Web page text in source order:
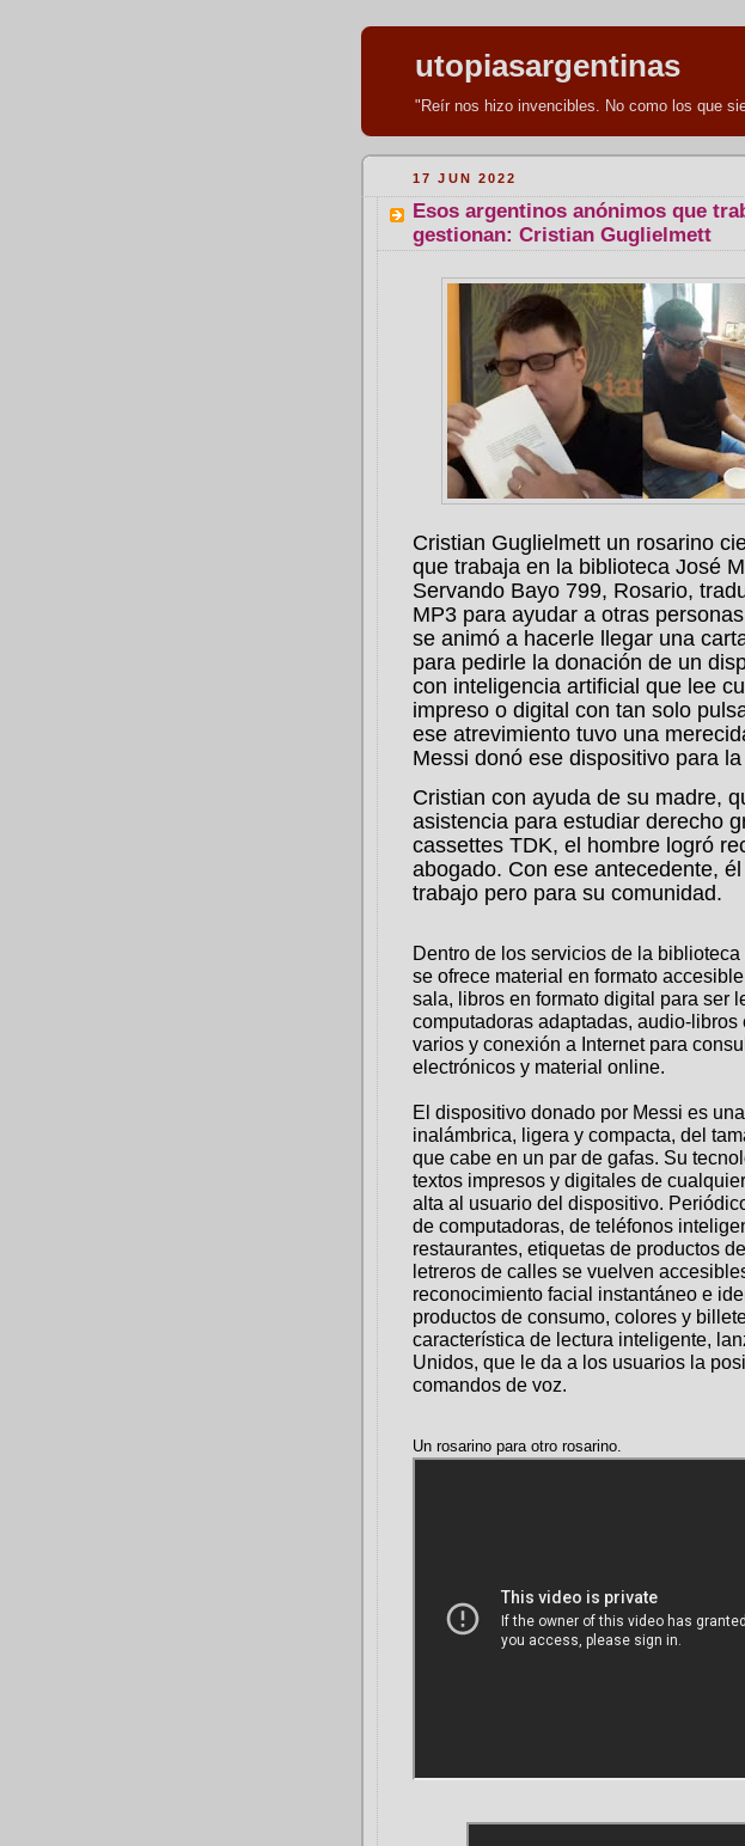
utopiasargentinas
"Reír nos hizo invencibles. No como los que
17 JUN 2022
Esos argentinos anónimos que
gestionan: Cristian Guglielmett
Cristian Guglielmett un rosarino
que trabaja en la biblioteca José
Servando Bayo 799, Rosario,
MP3 para ayudar a otras
se animó a hacerle llegar una
para pedirle la donación de un
con inteligencia artificial que lee
impreso o digital con tan solo
ese atrevimiento tuvo una
Messi donó ese dispositivo para
Cristian con ayuda de su madre,
asistencia para estudiar derecho
cassettes TDK, el hombre logró
abogado. Con ese antecedente,
trabajo pero para su comunidad.
Dentro de los servicios de la
se ofrece material en formato
sala, libros en formato digital para ser
computadoras adaptadas, audio-libros
varios y conexión a Internet para
electrónicos y material online.
El dispositivo donado por Messi es
inalámbrica, ligera y compacta, del
que cabe en un par de gafas. Su
textos impresos y digitales de
alta al usuario del dispositivo.
de computadoras, de teléfonos
restaurantes, etiquetas de productos
letreros de calles se vuelven
reconocimiento facial instantáneo e
productos de consumo, colores y
característica de lectura inteligente,
Unidos, que le da a los usuarios la
comandos de voz.
Un rosarino para otro rosarino.